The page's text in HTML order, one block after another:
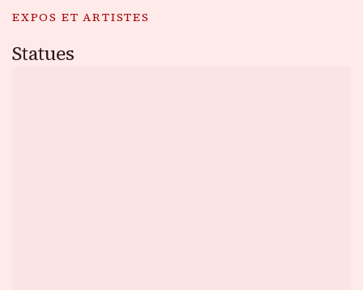
EXPOS ET ARTISTES
Statues